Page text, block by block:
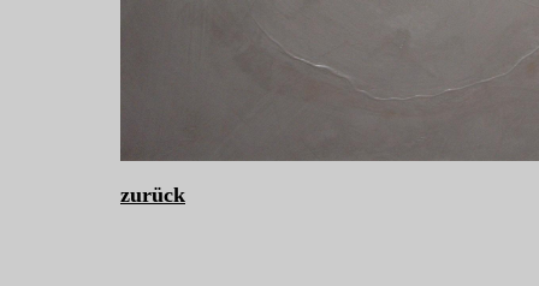
zurück